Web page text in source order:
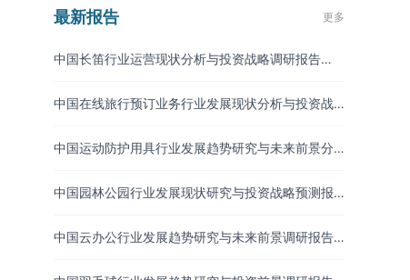
最新报告 更多
中国长笛行业运营现状分析与投资战略调研报告
中国在线旅行预订业务行业发展现状分析与投资战
中国运动防护用具行业发展趋势研究与未来前景分
中国园林公园行业发展现状研究与投资战略预测报
中国云办公行业发展趋势研究与未来前景调研报告